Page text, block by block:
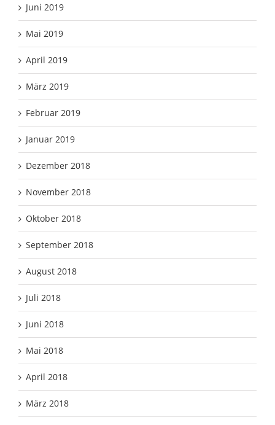
Juni 2019
Mai 2019
April 2019
März 2019
Februar 2019
Januar 2019
Dezember 2018
November 2018
Oktober 2018
September 2018
August 2018
Juli 2018
Juni 2018
Mai 2018
April 2018
März 2018